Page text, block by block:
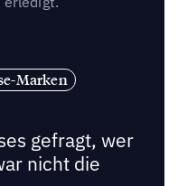
Marken
gefragt, wer
nicht die